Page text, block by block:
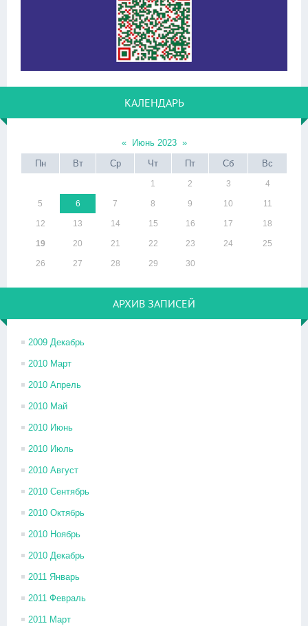
КАЛЕНДАРЬ
« Июнь 2023 »
Пн
Вт Ср Чт Пт Сб Вс
1 2 3 4
5 6 7 8 9 10 11
12 13 14 15 16 17 18
19 20 21 22 23 24 25
26 27 28 29 30
АРХИВ ЗАПИСЕЙ
2009 Декабрь
2010 Март
2010 Апрель
2010 Май
2010 Июнь
2010 Июль
2010 Август
2010 Сентябрь
2010 Октябрь
2010 Ноябрь
2010 Декабрь
2011 Январь
2011 Февраль
2011 Март